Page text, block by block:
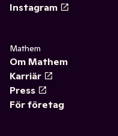
Instagram
Mathem
Om Mathem
Karriär
Press
För företag